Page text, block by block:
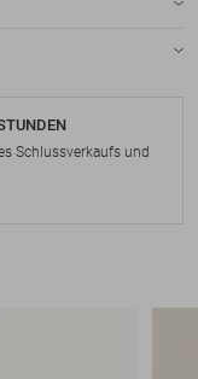
Schlussverkaufs und